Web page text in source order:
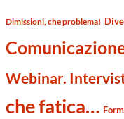
Dimissioni, che problema!
Webinar.
che fatica…